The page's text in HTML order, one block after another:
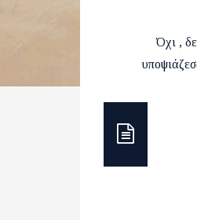
Όχι ,